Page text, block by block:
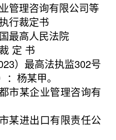
管理咨询有限公司等
行裁定书
最高人民法院
定 书
）最高法执监302号
杨某甲。
某企业管理咨询有
进出口有限责任公